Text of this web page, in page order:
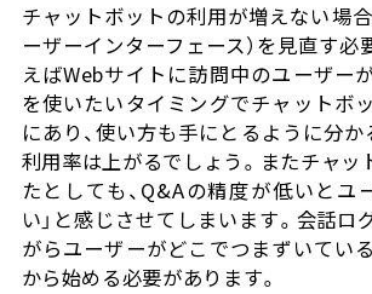
チャットボットの利用が増えない場合
ーザーインターフェース）を見直す必
えばWebサイトに訪問中のユーザー
を使いたいタイミングでチャットボ
にあり、使い方も手にとるように分か
利用率は上がるでしょう。またチャッ
たとしても、Q&Aの精度が低いとユ
い」と感じさせてしまいます。会話ロ
がらユーザーがどこでつまずいてい
から始める必要があります。